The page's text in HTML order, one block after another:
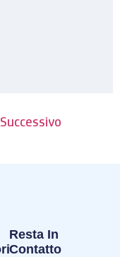
Successivo
Resta In
Contatto